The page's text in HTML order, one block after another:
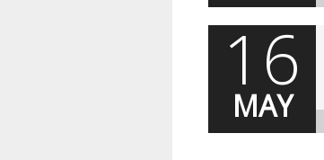
16
MAY